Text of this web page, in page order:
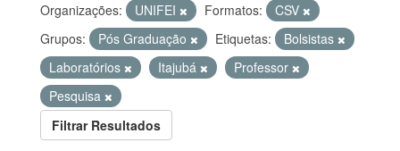
Organizações:
UNIFEI Formatos:
CSV
Grupos:
Pós Graduação Etiquetas:
Bolsistas
Laboratórios
Itajubá
Professor
Pesquisa
Filtrar Resultados